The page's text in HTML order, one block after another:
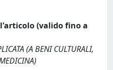
(valido fino a
(A BENI CULTURALI,